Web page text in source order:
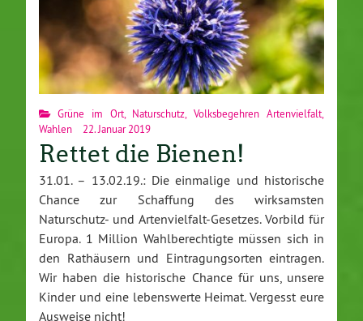
Grüne im Ort, Naturschutz,Volksbegehren Artenvielfalt,
Wahlen
22. Januar 2019
Rettet die Bienen!
31.01. – 13.02.19.: Die einmalige und historische
Chance zur Schaffung des wirksamsten
Naturschutz- und Artenvielfalt-Gesetzes. Vorbild für
Europa. 1 Million Wahlberechtigte müssen sich in
den Rathäusern und Eintragungsorten eintragen.
Wir haben die historische Chance für uns, unsere
Kinder und eine lebenswerte Heimat. Vergesst eure
Ausweise nicht!